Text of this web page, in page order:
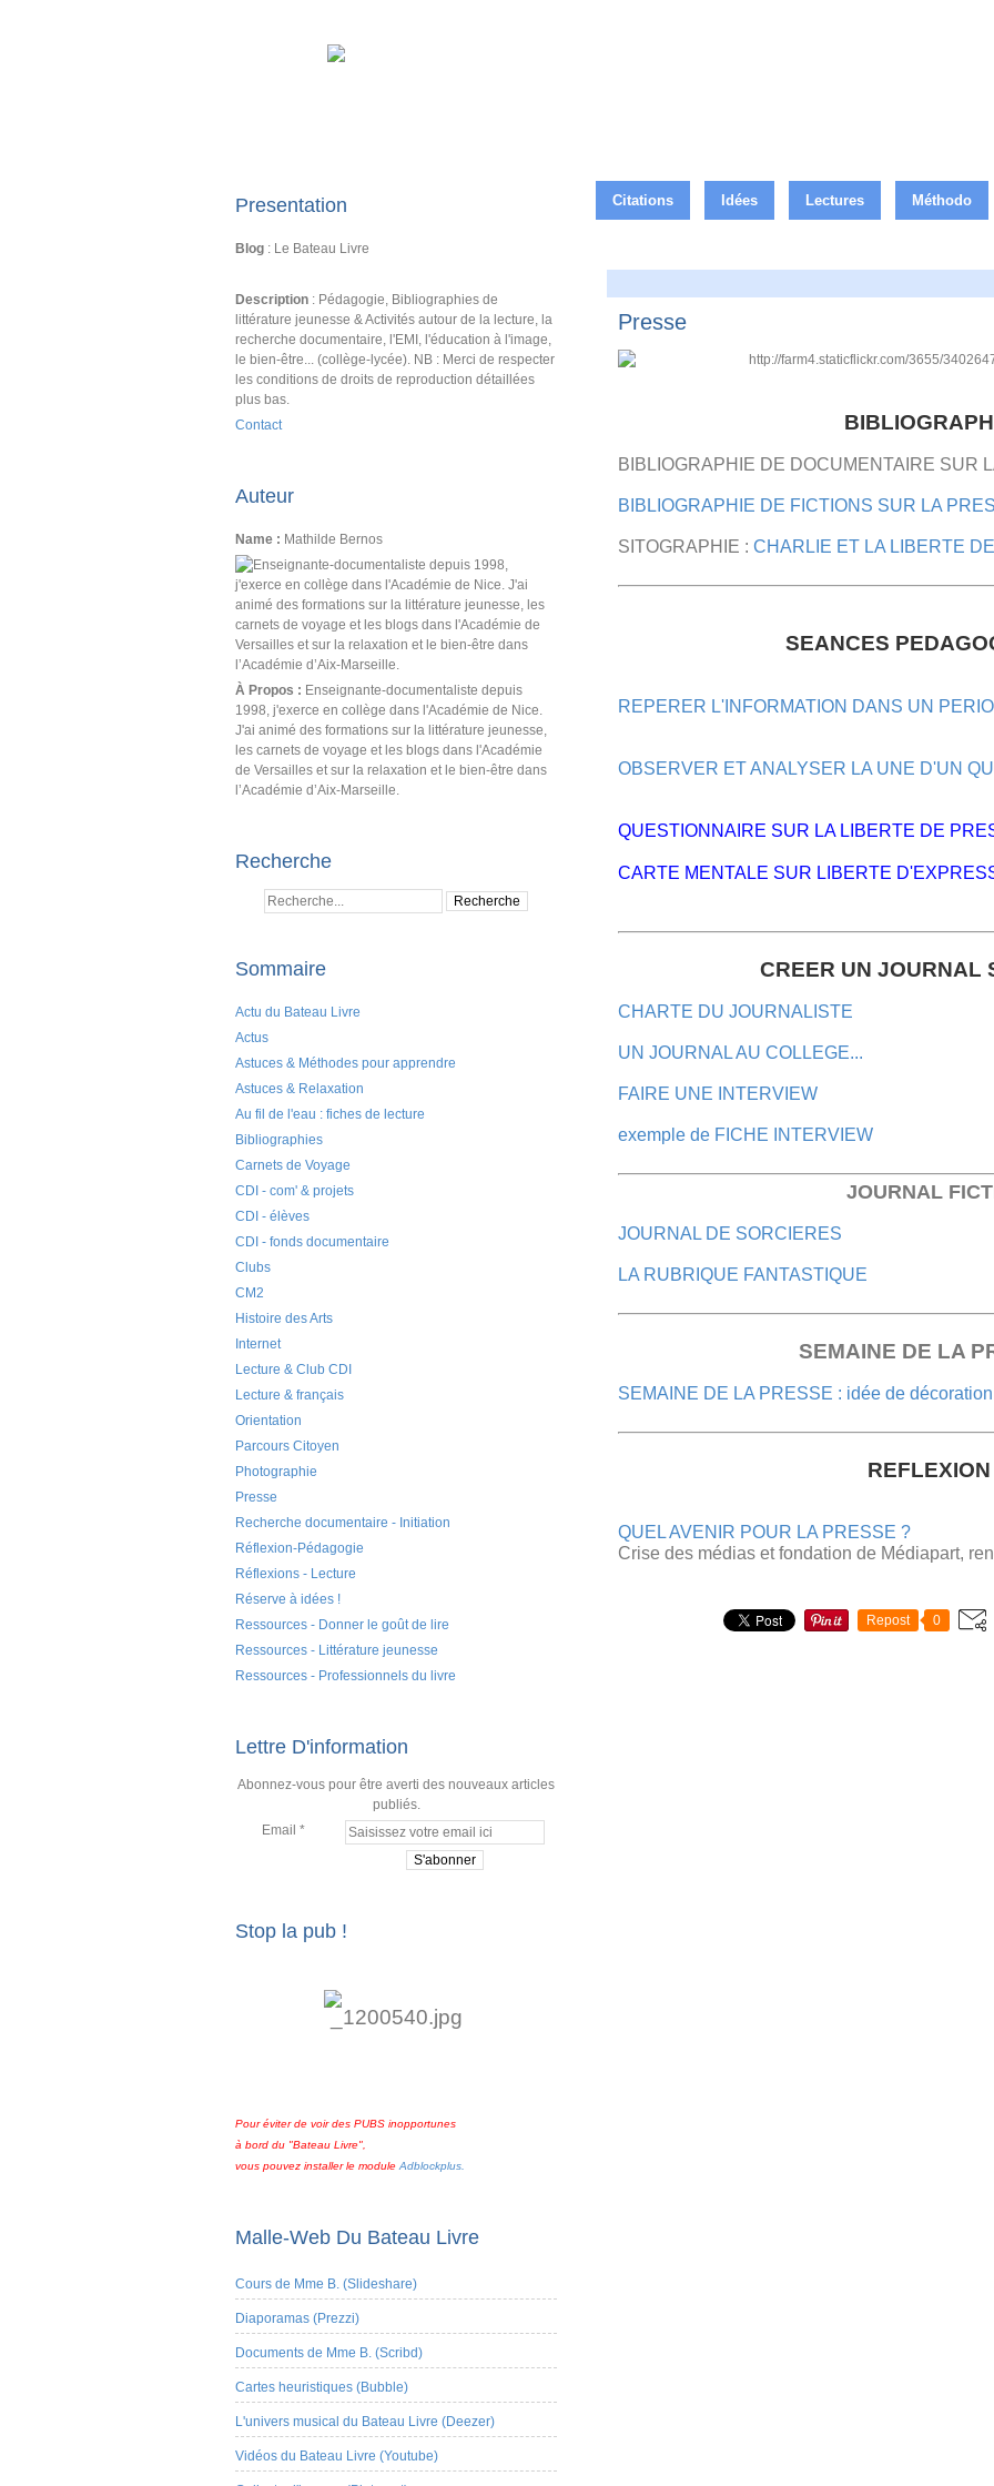
Presentation
Blog : Le Bateau Livre
Description : Pédagogie, Bibliographies de
littérature jeunesse & Activités autour de la lecture, la
recherche documentaire, l'EMI, l'éducation à l'image,
le bien-être... (collège-lycée). NB : Merci de respecter
les conditions de droits de reproduction détaillées
plus bas.
Contact
Auteur
Name : Mathilde Bernos
À Propos : Enseignante-documentaliste depuis
1998, j'exerce en collège dans l'Académie de Nice.
J'ai animé des formations sur la littérature jeunesse,
les carnets de voyage et les blogs dans l'Académie
de Versailles et sur la relaxation et le bien-être dans
l’Académie d’Aix-Marseille.
Recherche
Sommaire
Actu du Bateau Livre
Actus
Astuces & Méthodes pour apprendre
Astuces & Relaxation
Au fil de l'eau : fiches de lecture
Bibliographies
Carnets de Voyage
CDI - com' & projets
CDI - élèves
CDI - fonds documentaire
Clubs
CM2
Histoire des Arts
Internet
Lecture & Club CDI
Lecture & français
Orientation
Parcours Citoyen
Photographie
Presse
Recherche documentaire - Initiation
Réflexion-Pédagogie
Réflexions - Lecture
Réserve à idées !
Ressources - Donner le goût de lire
Ressources - Littérature jeunesse
Ressources - Professionnels du livre
Lettre D'information
Abonnez-vous pour être averti des nouveaux articles
publiés.
Email
Stop la pub !
Pour éviter de voir des PUBS inopportunes
à bord du "Bateau Livre",
vous pouvez installer le module Adblockplus.
Malle-Web Du Bateau Livre
Cours de Mme B. (Slideshare)
Diaporamas (Prezzi)
Documents de Mme B. (Scribd)
Cartes heuristiques (Bubble)
L'univers musical du Bateau Livre (Deezer)
Vidéos du Bateau Livre (Youtube)
Citations Idées Lectures Méthodo
Presse
BIBLIOGRAPHIE DE DOCUMENTAIRE SUR
BIBLIOGRAPHIE DE FICTIONS SUR LA
SITOGRAPHIE : CHARLIE ET LA LIBERTE
SEANCES
REPERER L'INFORMATION DANS UN
OBSERVER ET ANALYSER LA UNE D'UN
QUESTIONNAIRE SUR LA LIBERTE DE
CARTE MENTALE SUR LIBERTE
CREER UN JOURNAL
CHARTE DU JOURNALISTE
UN JOURNAL AU COLLEGE...
FAIRE UNE INTERVIEW
exemple de FICHE INTERVIEW
JOURNAL
JOURNAL DE SORCIERES
LA RUBRIQUE FANTASTIQUE
SEMAINE DE LA
SEMAINE DE LA PRESSE : idée de décoration
REFLEXION
QUEL AVENIR POUR LA PRESSE ?
Crise des médias et fondation de Médiapart,
Repost 0